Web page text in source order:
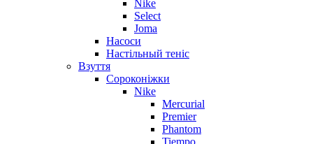
Nike
Select
Joma
Насоси
Настільный теніс
Взуття
Сороконіжки
Nike
Mercurial
Premier
Phantom
Tiempo